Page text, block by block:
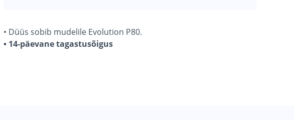
• Düüs sobib mudelile Evolution P80.
• 14-päevane tagastusõigus